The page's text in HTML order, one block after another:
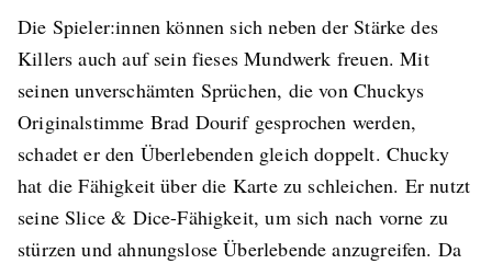
Die Spieler:innen können sich neben der Stärke des
Killers auch auf sein fieses Mundwerk freuen. Mit
seinen unverschämten Sprüchen, die von Chuckys
Originalstimme Brad Dourif gesprochen werden,
schadet er den Überlebenden gleich doppelt. Chucky
hat die Fähigkeit über die Karte zu schleichen. Er nutzt
seine Slice & Dice-Fähigkeit, um sich nach vorne zu
stürzen und ahnungslose Überlebende anzugreifen. Da